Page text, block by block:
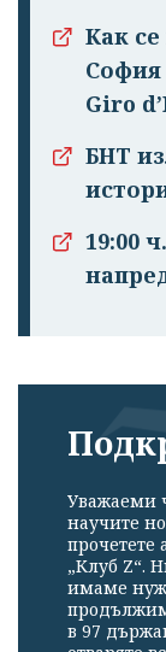
Как
София
Giro
БНТ
19:00
Уважаеми
научите
прочетете
„Клуб Z“.
имаме
в 97